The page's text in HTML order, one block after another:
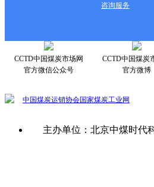
咨询服务
CCTD中国煤炭市场网
官方微信公众号
CCTD中国煤炭
官方微博
中国煤炭运销协会国家煤炭工业网
主办单位：北京中煤时